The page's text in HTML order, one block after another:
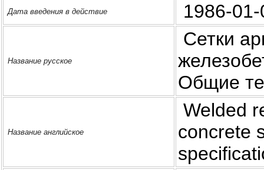
Дата введения в действие 1986-
Название русское
Сетки
Общие
Название английское
Welded
concrete